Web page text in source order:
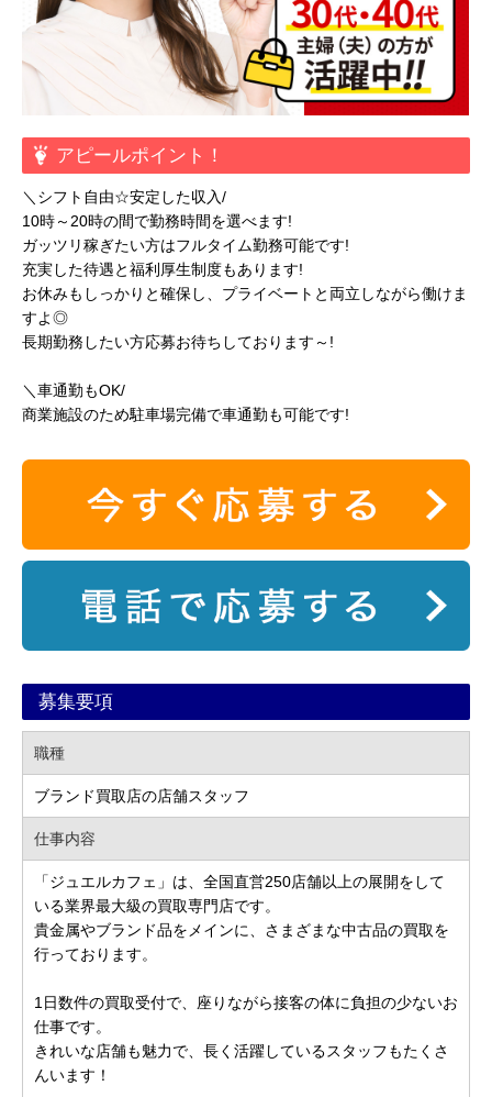
アピールポイント！
＼シフト自由☆安定した収入/
10時～20時の間で勤務時間を選べます!
ガッツリ稼ぎたい方はフルタイム勤務可能です!
充実した待遇と福利厚生制度もあります!
お休みもしっかりと確保し、プライベートと両立しながら働けま
すよ◎
長期勤務したい方応募お待ちしております～!
＼車通勤もOK/
商業施設のため駐車場完備で車通勤も可能です!
募集要項
職種
ブランド買取店の店舗スタッフ
仕事内容
「ジュエルカフェ」は、全国直営250店舗以上の展開をして
いる業界最大級の買取専門店です。
貴金属やブランド品をメインに、さまざまな中古品の買取を
行っております。
1日数件の買取受付で、座りながら接客の体に負担の少ないお
仕事です。
きれいな店舗も魅力で、長く活躍しているスタッフもたくさ
んいます！